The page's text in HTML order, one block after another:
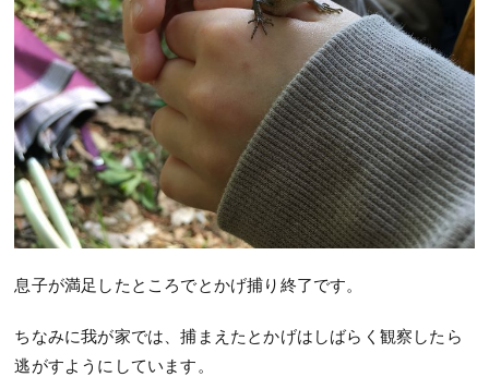
息子が満足したところでとかげ捕り終了です。
ちなみに我が家では、捕まえたとかげはしばらく観察したら
逃がすようにしています。